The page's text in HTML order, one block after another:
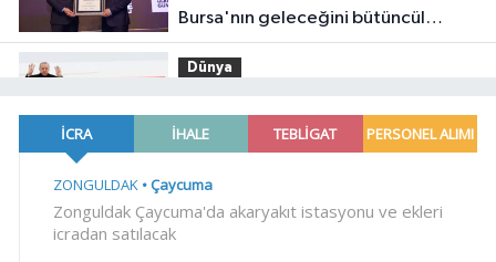
Bursa'nın geleceğini bütüncül
anlayışla planlıyoruz
Dünya
Suudi Arabistan yolcusu
22:24Bursa'da TEKNOSAB KOBİ